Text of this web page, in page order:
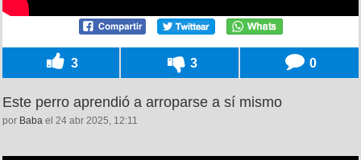
3 3 0
Este perro aprendió a arroparse a sí mismo
por Baba el 24 abr 2025, 12:11